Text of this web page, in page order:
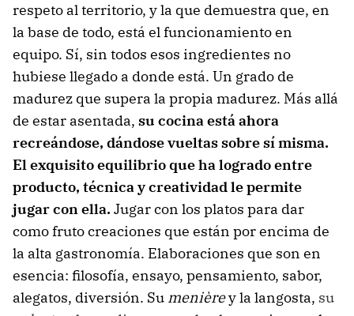
respeto al territorio, y la que demuestra que, en
la base de todo, está el funcionamiento en
equipo. Sí, sin todos esos ingredientes no
hubiese llegado a donde está. Un grado de
madurez que supera la propia madurez. Más allá
de estar asentada, su cocina está ahora
recreándose, dándose vueltas sobre sí misma.
El exquisito equilibrio que ha logrado entre
producto, técnica y creatividad le permite
jugar con ella. Jugar con los platos para dar
como fruto creaciones que están por encima de
la alta gastronomía. Elaboraciones que son en
esencia: filosofía, ensayo, pensamiento, sabor,
alegatos, diversión. Su menièrey la langosta, su